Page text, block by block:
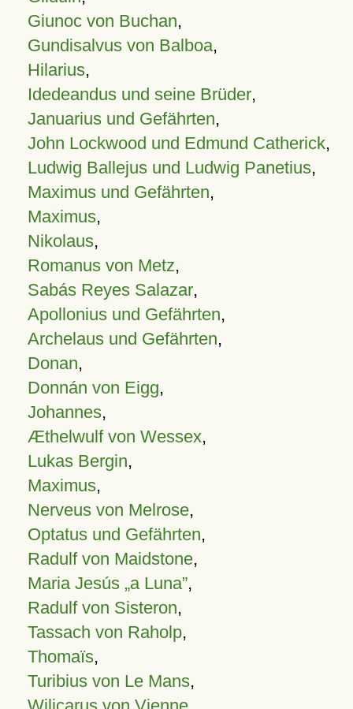
Giunoc von Buchan,
Gundisalvus von Balboa,
Hilarius,
Idedeandus und seine Brüder,
Januarius und Gefährten,
John Lockwood und Edmund Catherick,
Ludwig Ballejus und Ludwig Panetius,
Maximus und Gefährten,
Maximus,
Nikolaus,
Romanus von Metz,
Sabás Reyes Salazar,
Apollonius und Gefährten,
Archelaus und Gefährten,
Donan,
Donnán von Eigg,
Johannes,
Æthelwulf von Wessex,
Lukas Bergin,
Maximus,
Nerveus von Melrose,
Optatus und Gefährten,
Radulf von Maidstone,
Maria Jesús „a Luna”,
Radulf von Sisteron,
Tassach von Raholp,
Thomaïs,
Turibius von Le Mans,